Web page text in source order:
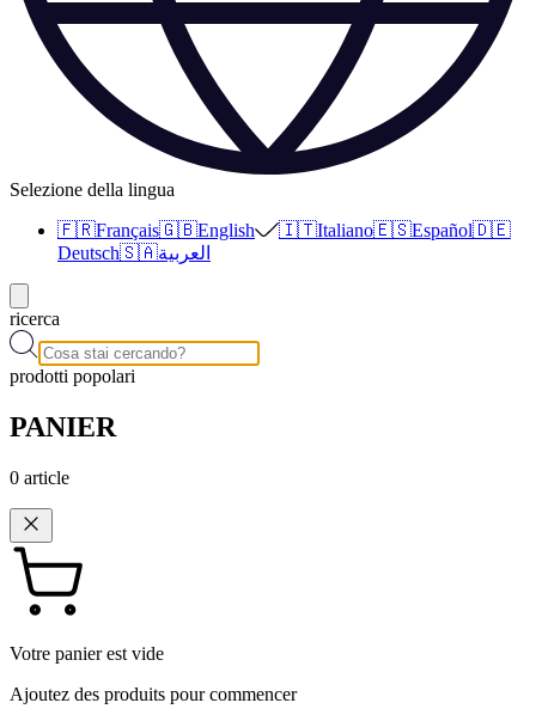
Selezione della lingua
🇫🇷Français🇬🇧English 🇮🇹Italiano🇪🇸Español🇩🇪
Deutsch🇸🇦العربية
ricerca
prodotti popolari
PANIER
0 article
Votre panier est vide
Ajoutez des produits pour commencer